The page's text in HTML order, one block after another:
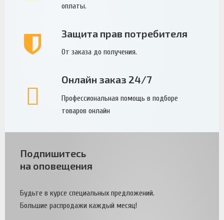
оплаты.
Защита прав потребителя
От заказа до получения.
Онлайн заказ 24/7
Профессиональная помощь в подборе
товаров онлайн
Подпишитесь
на оповещения
Будьте в курсе специальных предложений.
Большие распродажи каждый месяц!